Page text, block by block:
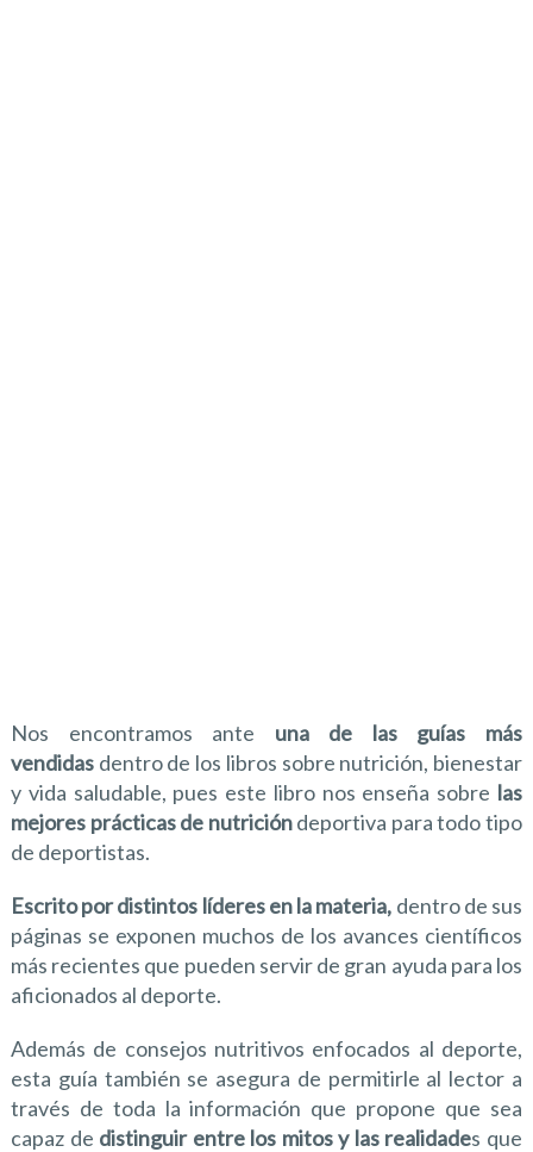
Nos encontramos ante una de las guías más
vendidas dentro de los libros sobre nutrición, bienestar
y vida saludable, pues este libro nos enseña sobre las
mejores prácticas de nutricióndeportiva para todo tipo
de deportistas.
Escrito por distintos líderes en la materia, dentro de sus
páginas se exponen muchos de los avances científicos
más recientes que pueden servir de gran ayuda para los
aficionados al deporte.
Además de consejos nutritivos enfocados al deporte,
esta guía también se asegura de permitirle al lector a
través de toda la información que propone que sea
capaz de distinguir entre los mitos y las realidades que